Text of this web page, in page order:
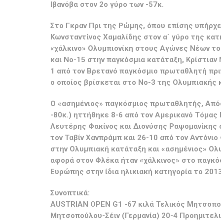
Ιβανόβα στον 2ο γύρο των -57κ.
Στο Γκραν Πρι της Ρώμης, όπου επίσης
Κωνσταντίνος Χαμαλίδης στον α` γύρο της
«χάλκινο» Ολυμπιονίκη στους Αγώνες Νέων
και Νο-15 στην παγκόσμια κατάταξη,
1 από τον Βρετανό παγκόσμιο πρωταθλητή
ο οποίος βρίσκεται στο Νο-3 της Ολυμπιακής
Ο «ασημένιος» παγκόσμιος πρωταθλητής,
-80κ.) ηττήθηκε 8-6 από τον Αμερικανό
Λευτέρης Φακίνος και Διονύσης
τον Ταβίν Χανπράμπ και 26-10 από τον
στην Ολυμπιακή κατάταξη και «ασημένιος»
αφορά στον Φλέκα ήταν «χάλκινος» στο
Ευρώπης στην ίδια ηλικιακή κατηγορία το
Συνοπτικά:
AUSTRIAN OPEN G1 -67 κιλά Τελικός
Μητσοπούλου-Σέιν (Γερμανία) 20-4